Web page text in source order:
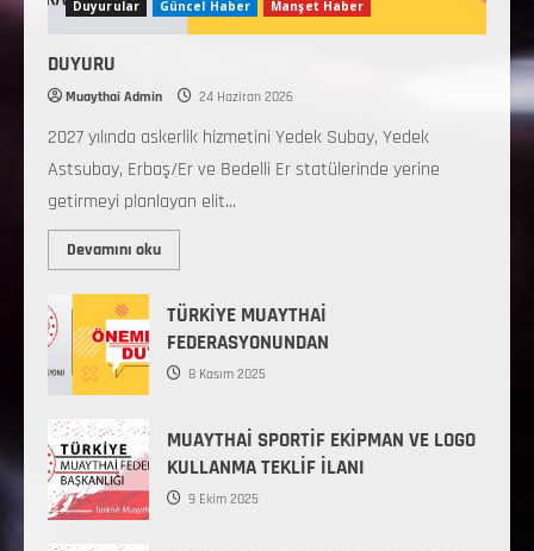
Duyurular Güncel Haber Manşet Haber
DUYURU
Muaythai Admin 24 Haziran 2026
2027 yılında askerlik hizmetini Yedek Subay, Yedek
Astsubay, Erbaş/Er ve Bedelli Er statülerinde yerine
getirmeyi planlayan elit...
Devamını oku
TÜRKİYE MUAYTHAİ
FEDERASYONUNDAN
8 Kasım 2025
MUAYTHAİ SPORTİF EKİPMAN VE LOGO
KULLANMA TEKLİF İLANI
9 Ekim 2025